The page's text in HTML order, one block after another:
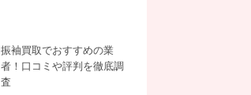
振袖買取でおすすめの業
者！口コミや評判を徹底調
査